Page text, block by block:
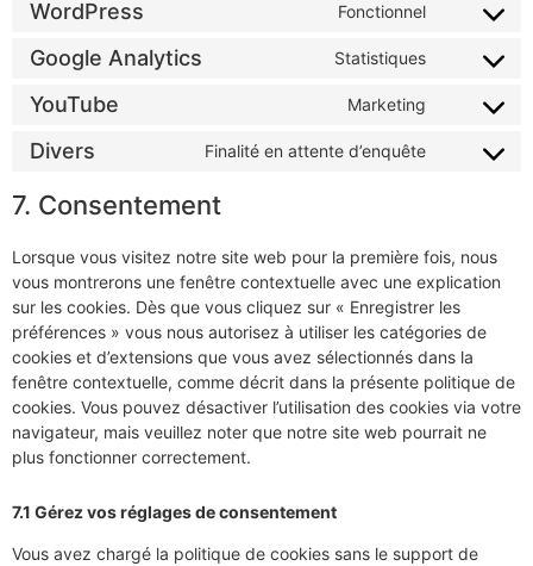
WordPress Fonctionnel
Google Analytics Statistiques
YouTube Marketing
Divers Finalité en attente d’enquête
7. Consentement
Lorsque vous visitez notre site web pour la première fois, nous
vous montrerons une fenêtre contextuelle avec une explication
sur les cookies. Dès que vous cliquez sur « Enregistrer les
préférences » vous nous autorisez à utiliser les catégories de
cookies et d’extensions que vous avez sélectionnés dans la
fenêtre contextuelle, comme décrit dans la présente politique de
cookies. Vous pouvez désactiver l’utilisation des cookies via votre
navigateur, mais veuillez noter que notre site web pourrait ne
plus fonctionner correctement.
7.1 Gérez vos réglages de consentement
Vous avez chargé la politique de cookies sans le support de